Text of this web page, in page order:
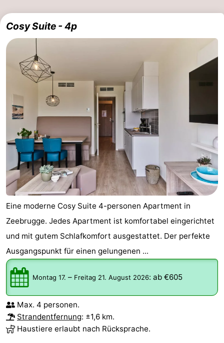
Cosy Suite - 4p
Eine moderne Cosy Suite 4-personen Apartment in
Zeebrugge. Jedes Apartment ist komfortabel eingerichtet
und mit gutem Schlafkomfort ausgestattet. Der perfekte
Ausgangspunkt für einen gelungenen ...
Montag 17. – Freitag 21. August 2026: ab €605
Max. 4 personen.
Strandentfernung: ±1,6 km.
Haustiere erlaubt nach Rücksprache.